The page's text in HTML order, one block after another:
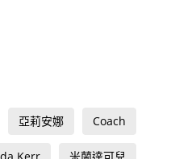
亞莉安娜 Coach